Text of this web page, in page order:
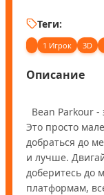
Теги:
1 Игрок 3D
Описание
Это просто
добраться до
и лучше.
доберитесь до
платформам,